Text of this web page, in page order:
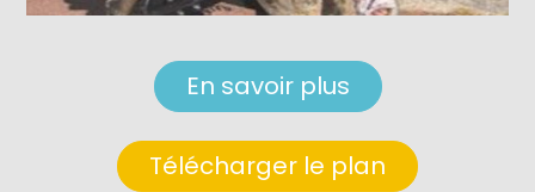
Télécharger le plan
En savoir plus